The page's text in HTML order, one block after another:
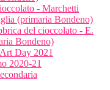
- Marchetti
(primaria Bondeno)
del cioccolato - E.
Bondeno)
Day 2021
2020-21